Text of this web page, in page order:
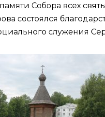
Собора всех
состоялся
служения